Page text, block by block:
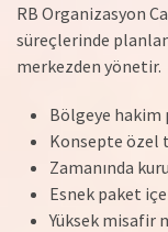
RB Organizasyon
süreçlerinde
merkezden yönetir.
Bölgeye hakim
Konsepte özel
Zamanında
Esnek paket
Yüksek misafir